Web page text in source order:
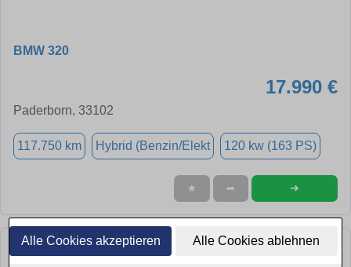
Alle Cookies akzeptieren Alle Cookies ablehnen
BMW 320
17.990 €
Paderborn, 33102
117.750 km Hybrid (Benzin/Elekt 120 kw (163 PS)
★ ➦ ➜